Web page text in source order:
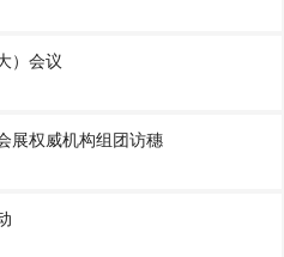
）会议
展权威机构组团访穗